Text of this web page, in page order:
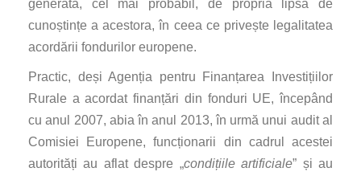
generată, cel mai probabil, de propria lipsa de
cunoștințe a acestora, în ceea ce privește legalitatea
acordării fondurilor europene.
Practic, deși Agenția pentru Finanțarea Investițiilor
Rurale a acordat finanțări din fonduri UE, începând
cu anul 2007, abia în anul 2013, în urmă unui audit al
Comisiei Europene, funcționarii din cadrul acestei
autorități au aflat despre „condițiile artificiale” și au